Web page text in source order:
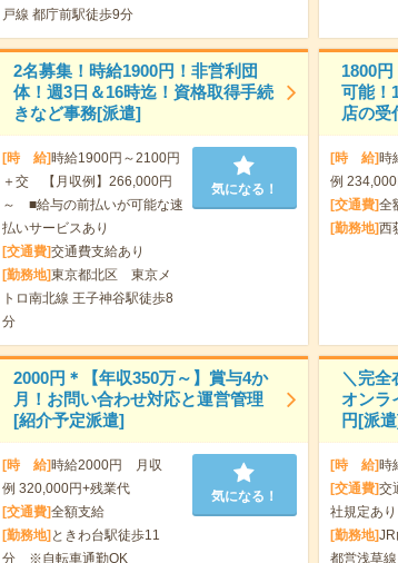
戸線 都庁前駅徒歩9分
2名募集！時給1900円！非営利団
体！週3日＆16時迄！資格取得手続
きなど事務[派遣]
[時 給]時給1900円～2100円
＋交 【月収例】266,000円
～ ■給与の前払いが可能な速
払いサービスあり
[交通費]交通費支給あり
[勤務地]東京都北区 東京メ
トロ南北線 王子神谷駅徒歩8
分
気になる！
1800
可能！
店の受
[時 給]時
例 234,000
[交通費]全
[勤務地]西
2000円＊【年収350万～】賞与4か
月！お問い合わせ対応と運営管理
[紹介予定派遣]
[時 給]時給2000円 月収
例 320,000円+残業代
[交通費]全額支給
[勤務地] ときわ台駅徒歩11
分 ※自転車通勤OK
気になる！
＼完全
オンラ
円[派
[時 給]時
[交通費]交
社規定あり
[勤務地]JR
都営浅草